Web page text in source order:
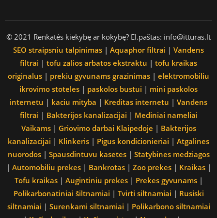
© 2021 Renkatės kiekybę ar kokybę? El.paštas: info@itturas.lt
SEO straipsniu talpinimas | Aquaphor filtrai | Vandens
filtrai | tofu zalios arbatos ekstraktu | tofu kraikas
originalus | prekiu gyvunams grazinimas | elektromobiliu
ikrovimo stoteles | paskolos bustui | mini paskolos
internetu | kaciu mityba | Kreditas internetu | Vandens
filtrai | Bakterijos kanalizacijai | Mediniai nameliai
Vaikams| Griovimo darbai Klaipedoje | Bakterijos
kanalizacijai | Klinkeris | Pigus kondicionieriai | Atgalines
nuorodos| Spausdintuvu kasetes| Statybines medziagos
| Automobiliu prekes| Bankrotas| Zoo prekes| Kraikas|
Tofu kraikas| Augintiniu prekes| Prekes gyvunams|
Polikarbonatiniai šiltnamiai | Tvirti siltnamiai | Rusiski
siltnamiai | Surenkami siltnamiai | Polikarbono siltnamiai